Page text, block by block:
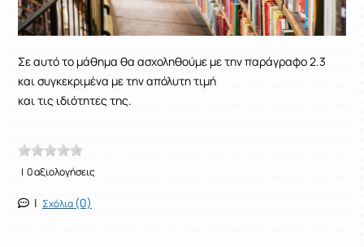
Σε αυτό το μάθημα θα ασχοληθούμε με την παράγραφο 2.3
και συγκεκριμένα με την απόλυτη τιμή
και τις ιδιότητες της.
| 0 αξιολογήσεις
| Σχόλια (0)